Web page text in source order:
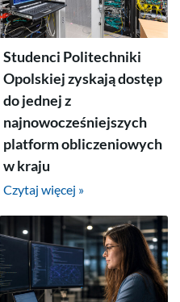
Studenci Politechniki
Opolskiej zyskają dostęp
do jednej z
najnowocześniejszych
platform obliczeniowych
w kraju
Czytaj więcej »